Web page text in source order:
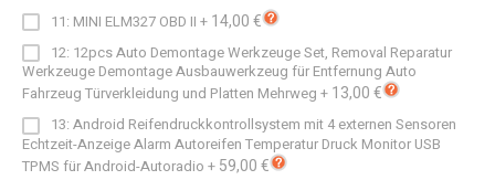
11: MINI ELM327 OBD II + 14,00 €
12: 12pcs Auto Demontage Werkzeuge Set, Removal Reparatur
Werkzeuge Demontage Ausbauwerkzeug für Entfernung Auto
Fahrzeug Türverkleidung und Platten Mehrweg + 13,00 €
13: Android Reifendruckkontrollsystem mit 4 externen Sensoren
Echtzeit-Anzeige Alarm Autoreifen Temperatur Druck Monitor USB
TPMS für Android-Autoradio + 59,00 €